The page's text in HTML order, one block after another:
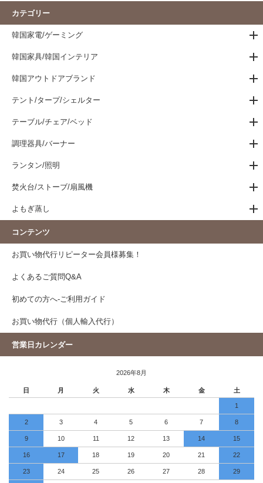
カテゴリー
韓国家電/ゲーミング
韓国家具/韓国インテリア
韓国アウトドアブランド
テント/タープ/シェルター
テーブル/チェア/ベッド
調理器具/バーナー
ランタン/照明
焚火台/ストーブ/扇風機
よもぎ蒸し
コンテンツ
お買い物代行リピーター会員様募集！
よくあるご質問Q&A
初めての方へ-ご利用ガイド
お買い物代行（個人輸入代行）
営業日カレンダー
2026年8月
日 月 火 水 木 金 土
1
2 3 4 5 6 7 8
9 10 11 12 13 14 15
16 17 18 19 20 21 22
23 24 25 26 27 28 29